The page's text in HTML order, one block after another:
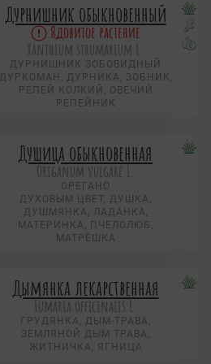
Дурнишник обыкновенный
Ядовитое растение
Xanthium strumarium L.
ДУРНИШНИК ЗОБОВИДНЫЙ
ДУРКОМАН, ДУРНИКА, ЗОБНИК,
РЕПЕЙ КОЛКИЙ, ОВЕЧИЙ
РЕПЕЙНИК
Душица обыкновенная
Origanum vulgare L.
ОРЕГАНО
ДУХОВЫМ ЦВЕТ, ДУШКА,
ДУШМЯНКА, ЛАДАНКА,
МАТЕРИНКА, ПЧЕЛОЛЮБ,
МАТРЁШКА
Дымянка лекарственная
Fumaria officinalis L.
ГРУДЯНКА, ДЫМ-ТРАВА,
ЗЕМЛЯНОЙ ДЫМ ТРАВА,
ЖИТНИЧКА, ЯГНИЦА